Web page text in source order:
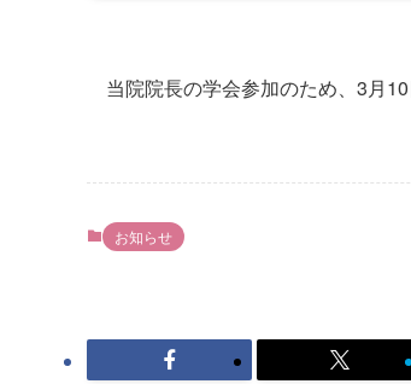
当院院長の学会参加のため、3月
お知らせ